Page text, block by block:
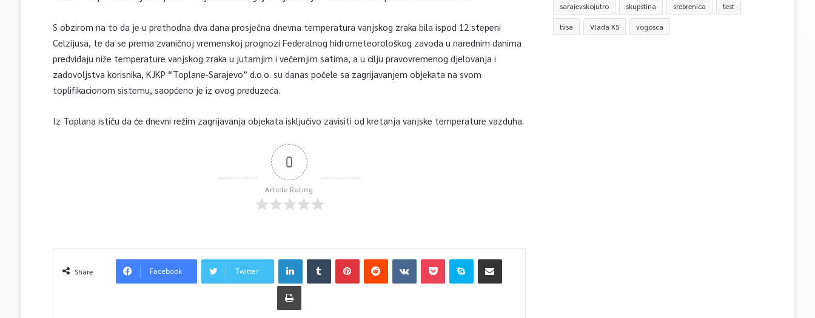
S obzirom na to da je u prethodna dva dana prosječna dnevna temperatura vanjskog zraka bila ispod 12 stepeni
Celzijusa, te da se prema zvaničnoj vremenskoj prognozi Federalnog hidrometeorološkog zavoda u narednim danima
predviđaju niže temperature vanjskog zraka u jutarnjim i večernjim satima, a u cilju pravovremenog djelovanja i
zadovoljstva korisnika, KJKP “Toplane-Sarajevo” d.o.o. su danas počele sa zagrijavanjem objekata na svom
toplifikacionom sistemu, saopćeno je iz ovog preduzeća.
Iz Toplana ističu da će dnevni režim zagrijavanja objekata isključivo zavisiti od kretanja vanjske temperature vazduha.
0
Article Rating
Share Facebook Twitter
sarajevskojutro skupstina srebrenica test
tvsa Vlada KS vogosca